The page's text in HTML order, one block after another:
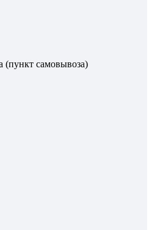
(пункт самовывоза)